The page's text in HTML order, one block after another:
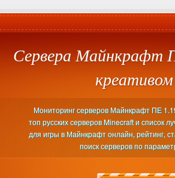
Сервера Майнкрафт
креативом
Мониторинг серверов Майнкрафт ПЕ
топ русских серверов Minecraft и список
для игры в Майнкрафт онлайн, рейтинг,
поиск серверов по